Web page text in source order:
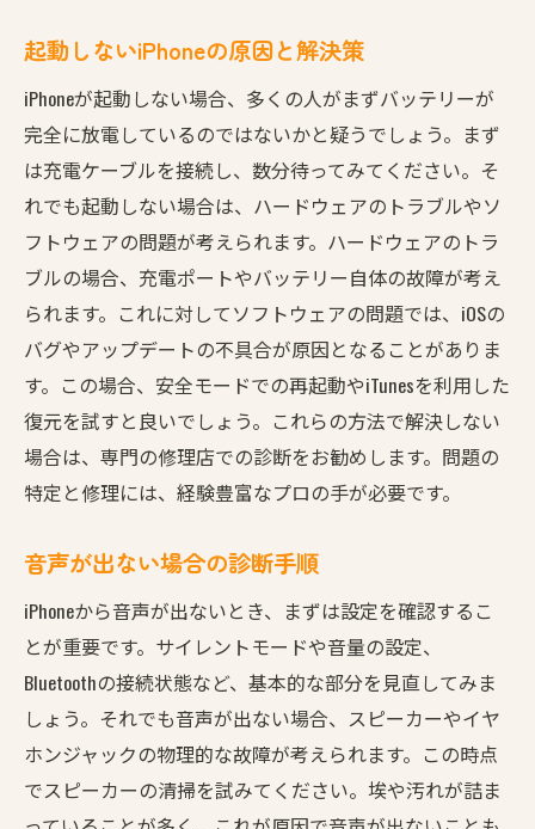
起動しないiPhoneの原因と解決策
iPhoneが起動しない場合、多くの人がまずバッテリーが
完全に放電しているのではないかと疑うでしょう。まず
は充電ケーブルを接続し、数分待ってみてください。そ
れでも起動しない場合は、ハードウェアのトラブルやソ
フトウェアの問題が考えられます。ハードウェアのトラ
ブルの場合、充電ポートやバッテリー自体の故障が考え
られます。これに対してソフトウェアの問題では、iOSの
バグやアップデートの不具合が原因となることがありま
す。この場合、安全モードでの再起動やiTunesを利用した
復元を試すと良いでしょう。これらの方法で解決しない
場合は、専門の修理店での診断をお勧めします。問題の
特定と修理には、経験豊富なプロの手が必要です。
音声が出ない場合の診断手順
iPhoneから音声が出ないとき、まずは設定を確認するこ
とが重要です。サイレントモードや音量の設定、
Bluetoothの接続状態など、基本的な部分を見直してみま
しょう。それでも音声が出ない場合、スピーカーやイヤ
ホンジャックの物理的な故障が考えられます。この時点
でスピーカーの清掃を試みてください。埃や汚れが詰ま